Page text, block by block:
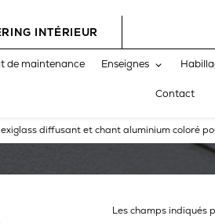
INTÉRIEUR
de maintenance Enseignes
Contact
diffusant et chant aluminium coloré
Les champs indiqués